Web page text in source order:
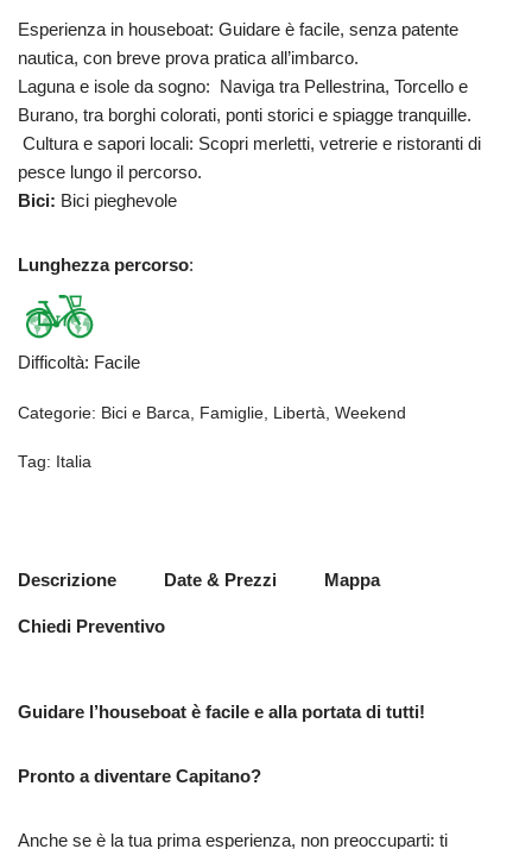
Esperienza in houseboat: Guidare è facile, senza patente
nautica, con breve prova pratica all’imbarco.
Laguna e isole da sogno: Naviga tra Pellestrina, Torcello e
Burano, tra borghi colorati, ponti storici e spiagge tranquille.
Cultura e sapori locali: Scopri merletti, vetrerie e ristoranti di
pesce lungo il percorso.
Bici: Bici pieghevole
Lunghezza percorso:
Difficoltà: Facile
Categorie: Bici e Barca Famiglie Libertà Weekend
Tag: Italia
Descrizione Date & Prezzi Mappa
Chiedi Preventivo
Guidare l’houseboat è facile e alla portata di tutti!
Pronto a diventare Capitano?
Anche se è la tua prima esperienza, non preoccuparti: ti